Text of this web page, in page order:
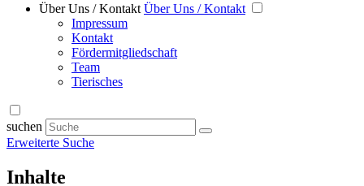
Über Uns / Kontakt Über Uns / Kontakt
Impressum
Kontakt
Fördermitgliedschaft
Team
Tierisches
suchen
Erweiterte Suche
Inhalte